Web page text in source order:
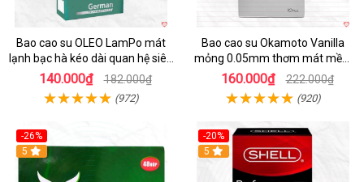
Bao cao su OLEO LamPo mát
lạnh bạc hà kéo dài quan hệ siêu
mỏng
140.000₫ 182.000₫
(972)
Bao cao su Okamoto Vanilla
mỏng 0.05mm thơm mát mềm
mại
160.000₫ 222.000₫
(920)
-26%
Hot
5
-20%
5